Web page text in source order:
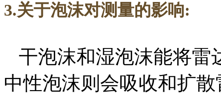
3.关于泡沫对测量的影响:
干泡沫和湿泡沫能将雷
中性泡沫则会吸收和扩